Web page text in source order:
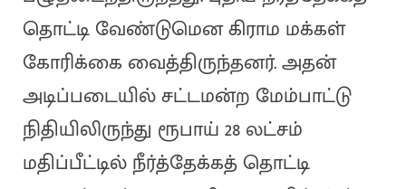
தொட்டி வேண்டுமென கிராம மக்கள்
கோரிக்கை வைத்திருந்தனர். அதன்
அடிப்படையில் சட்டமன்ற மேம்பாட்டு
நிதியிலிருந்து ரூபாய் 28 லட்சம்
மதிப்பீட்டில் நீர்த்தேக்கத் தொட்டி